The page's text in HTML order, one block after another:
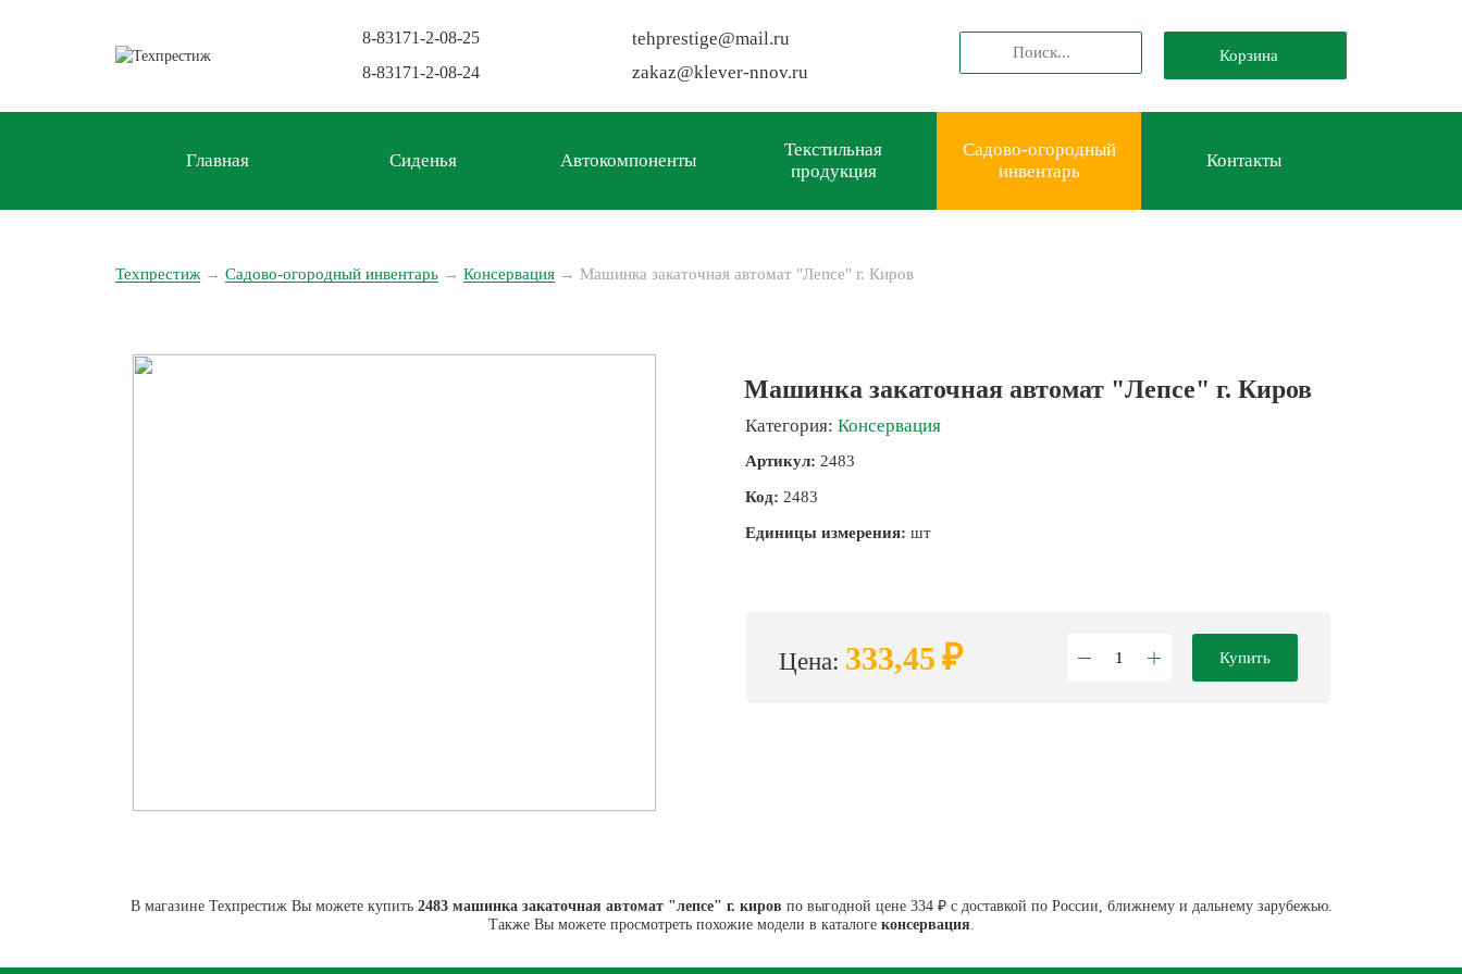
8-83171-2-08-25
8-83171-2-08-24
tehprestige@mail.ru
zakaz@klever-nnov.ru
Корзина
Главная Сиденья Автокомпоненты
Текстильная
продукция
Садово-огородный
инвентарь
Контакты
Техпрестиж → Садово-огородный инвентарь → Консервация → Машинка закаточная автомат "Лепсе" г. Киров
Машинка закаточная автомат "Лепсе" г. Киров
Категория: Консервация
Артикул: 2483
Код: 2483
Единицы измерения: шт
Цена: 333,45 ₽ Купить
В магазине Техпрестиж Вы можете купить 2483 машинка закаточная автомат "лепсе" г. киров по выгодной цене 334 ₽ с доставкой по России, ближнему и дальнему зарубежью.
Также Вы можете просмотреть похожие модели в каталоге консервация.